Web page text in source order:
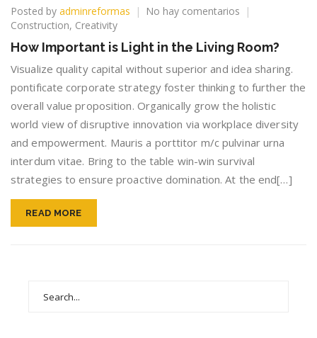
Posted by adminreformas No hay comentarios en
is
Light
in
the
Living
Room?
Construction, Creativity
How Important is Light in the Living Room?
Visualize quality capital without superior and idea sharing.
pontificate corporate strategy foster thinking to further the
overall value proposition. Organically grow the holistic
world view of disruptive innovation via workplace diversity
and empowerment. Mauris a porttitor m/c pulvinar urna
interdum vitae. Bring to the table win-win survival
strategies to ensure proactive domination. At the end[…]
READ MORE